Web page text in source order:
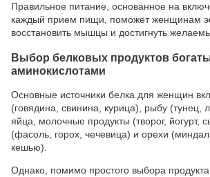
Правильное питание, основанное на
каждый прием пищи, поможет женщинам
восстановить мышцы и достигнуть
Выбор белковых продуктов
аминокислотами
Основные источники белка для женщин
(говядина, свинина, курица), рыбу (тунец,
яйца, молочные продукты (творог, йогурт,
(фасоль, горох, чечевица) и орехи
кешью).
Однако, помимо простого выбора